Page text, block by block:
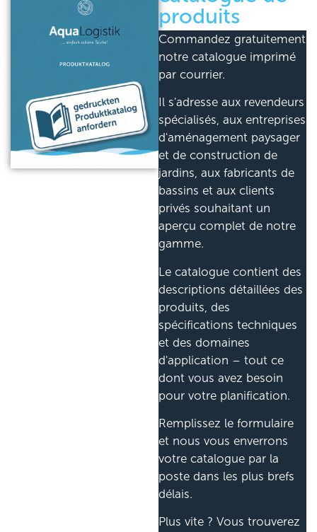
produits
Commandez gratuitement
notre catalogue imprimé
par courrier.
Il s'adresse aux revendeurs
spécialisés, aux entreprises
d'aménagement paysager
et de construction de
jardins, aux fabricants de
bassins et aux clients
privés souhaitant un
aperçu complet de notre
gamme.
Le catalogue contient des
descriptions détaillées des
produits, des
spécifications techniques
et des domaines
d'application – tout ce
dont vous avez besoin
pour votre planification.
Remplissez le formulaire
et nous vous enverrons
votre catalogue par la
poste dans les plus brefs
délais.
Plus vite ? Vous trouverez